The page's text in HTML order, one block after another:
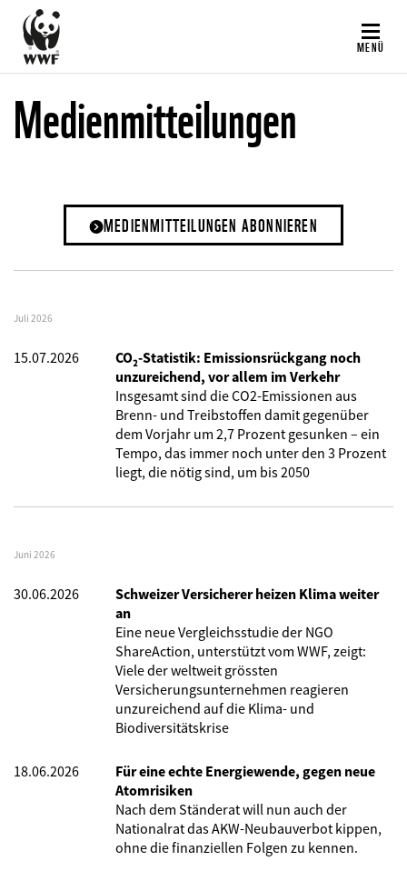
Direkt
zum
Inhalt
MENÜ
Medienmitteilungen
MEDIENMITTEILUNGEN ABONNIEREN
Juli 2026
15.07.2026
CO₂-Statistik: Emissionsrückgang noch
unzureichend, vor allem im Verkehr
Insgesamt sind die CO2-Emissionen aus
Brenn- und Treibstoffen damit gegenüber
dem Vorjahr um 2,7 Prozent gesunken – ein
Tempo, das immer noch unter den 3 Prozent
liegt, die nötig sind, um bis 2050
Juni 2026
30.06.2026
Schweizer Versicherer heizen Klima weiter
an
Eine neue Vergleichsstudie der NGO
ShareAction, unterstützt vom WWF, zeigt:
Viele der weltweit grössten
Versicherungsunternehmen reagieren
unzureichend auf die Klima- und
Biodiversitätskrise
18.06.2026
Für eine echte Energiewende, gegen neue
Atomrisiken
Nach dem Ständerat will nun auch der
Nationalrat das AKW-Neubauverbot kippen,
ohne die finanziellen Folgen zu kennen.